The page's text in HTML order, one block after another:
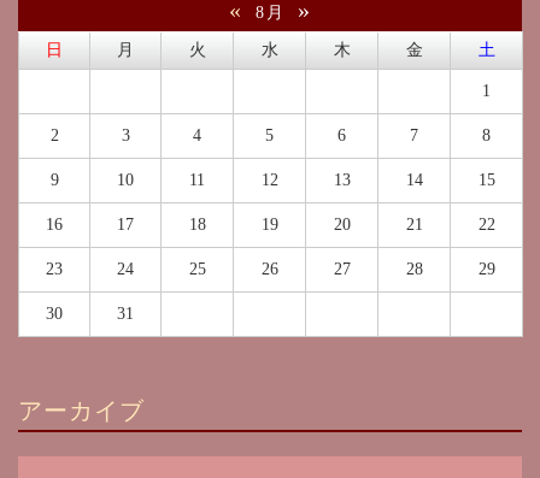
« 8月 »
日 月 火 水 木 金 土
1
2 3 4 5 6 7 8
9 10 11 12 13 14 15
16 17 18 19 20 21 22
23 24 25 26 27 28 29
30 31
アーカイブ